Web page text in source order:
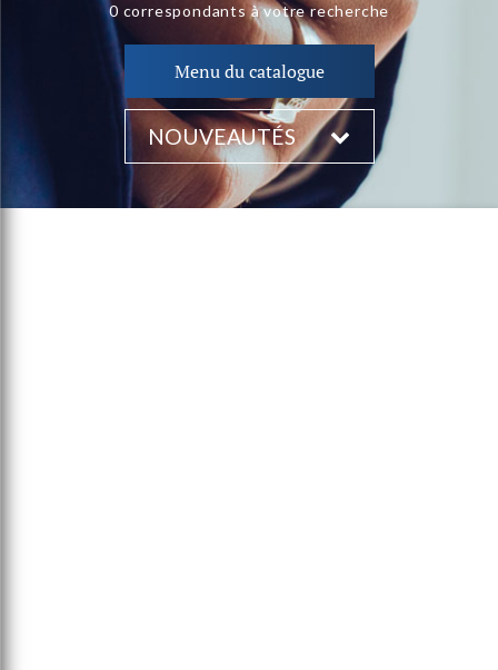
0 correspondants à votre recherche
Menu du catalogue